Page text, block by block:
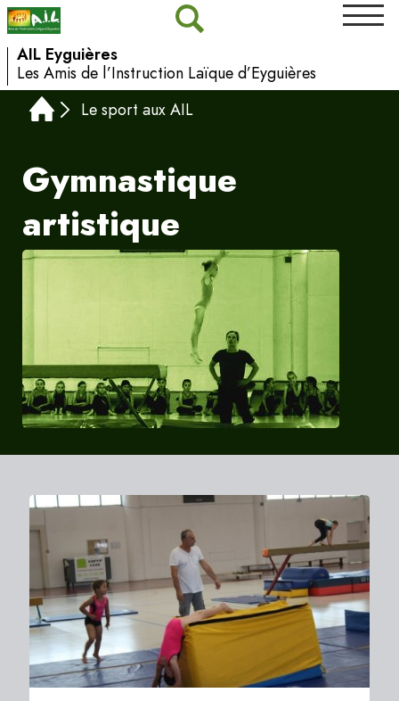
AIL Eyguières
Les Amis de l’Instruction Laïque d’Eyguières
Le sport aux AIL
Gymnastique
artistique